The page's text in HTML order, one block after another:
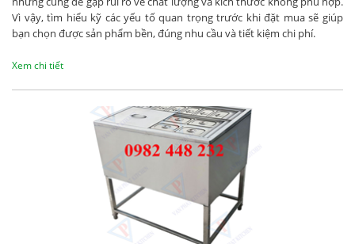
Vì vậy, tìm hiểu kỹ các yếu tố quan trọng trước khi đặt mua sẽ giúp
bạn chọn được sản phẩm bền, đúng nhu cầu và tiết kiệm chi phí.
Xem chi tiết